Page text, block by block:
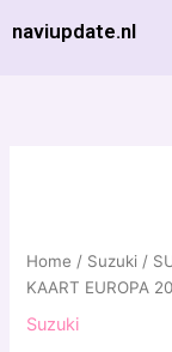
naar
naviupdate.nl
Home / Suzuki /
KAART EUROPA
Suzuki
SD
KAART
2024